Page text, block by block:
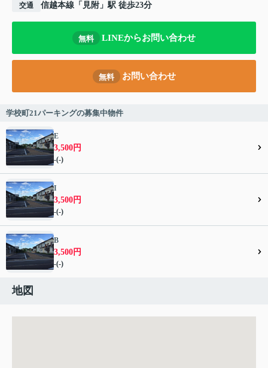
交通 信越本線 「 見附 」駅 徒歩23分
無料 LINEからお問い合わせ
無料 お問い合わせ
学校町21パーキングの募集中物件
E
3,500円
-(-)
I
3,500円
-(-)
B
3,500円
-(-)
地図